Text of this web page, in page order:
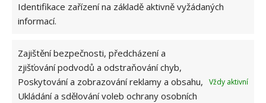
Identifikace zařízení na základě aktivně vyžádaných
informací.
Zajištění bezpečnosti, předcházení a
zjišťování podvodů a odstraňování chyb,
Poskytování a zobrazování reklamy a obsahu,
Ukládání a sdělování voleb ochrany osobních
Vždy aktivní